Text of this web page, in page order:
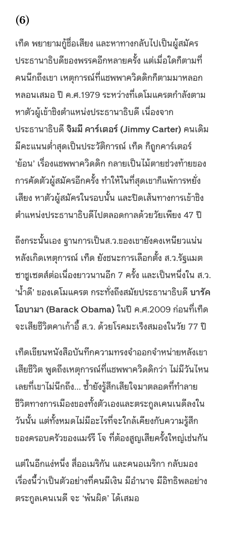
(6)
เท็ด พยายามกู้ชื่อเสียง และหาทางกลับไปเป็นผู้สมัคร
ประธานาธิบดีของพรรคอีกหลายครั้ง แต่เมื่อใดก็ตามที่
คนนึกถึงเขา เหตุการณ์ที่แชพพาควิดดิกก็ตามมาหลอก
หลอนเสมอ ปี ค.ศ.1979 ระหว่างที่เดโมแครตกำลังตาม
หาตัวผู้เข้าชิงตำแหน่งประธานาธิบดี เนื่องจาก
ประธานาธิบดี จิมมี คาร์เตอร์ (Jimmy Carter) คนเดิม
มีคะแนนต่ำสุดเป็นประวัติการณ์ เท็ด ก็ถูกคาร์เตอร์
‘ย้อน’ เรื่องแชพพาควิดดิก กลายเป็นไม้ตายช่วงท้ายของ
การคัดตัวผู้สมัครอีกครั้ง ทำให้ในที่สุดเขาก็แพ้การหยั่ง
เสียง หาตัวผู้สมัครในรอบนั้น และปิดเส้นทางการเข้าชิง
ตำแหน่งประธานาธิบดีไปตลอดกาลด้วยวัยเพียง 47 ปี
ถึงกระนั้นเอง ฐานการเป็นส.ว.ของเขายังคงเหนียวแน่น
หลังเกิดเหตุการณ์ เท็ด ยังชนะการเลือกตั้ง ส.ว.รัฐแมต
ซาชูเซตส์ต่อเนื่องยาวนานอีก 7 ครั้ง และเป็นหนึ่งใน ส.ว.
‘น้ำดี’ ของเดโมแครต กระทั่งถึงสมัยประธานาธิบดี บารัค
โอบามา (Barack Obama)ในปี ค.ศ.2009 ก่อนที่เท็ด
จะเสียชีวิตคาเก้าอี้ ส.ว. ด้วยโรคมะเร็งสมองในวัย 77 ปี
เท็ดเขียนหนังสือบันทึกความทรงจำออกจำหน่ายหลังเขา
เสียชีวิต พูดถึงเหตุการณ์ที่แชพพาควิดดิกว่า ไม่มีวันไหน
เลยที่เขาไม่นึกถึง… ซ้ำยังรู้สึกเสียใจมาตลอดที่ทำลาย
ชีวิตทางการเมืองของทั้งตัวเองและตระกูลเคนเนดีลงใน
วันนั้น แต่ทั้งหมดไม่มีอะไรที่จะใกล้เคียงกับความรู้สึก
ของครอบครัวของแมร์รี โจ ที่ต้องสูญเสียครั้งใหญ่เช่นกัน
แต่ในอีกแง่หนึ่ง สื่ออเมริกัน และคนอเมริกา กลับมอง
เรื่องนี้ว่าเป็นตัวอย่างที่คนมีเงิน มีอำนาจ มีอิทธิพลอย่าง
ตระกูลเคนเนดี จะ ‘พ้นผิด’ ได้เสมอ